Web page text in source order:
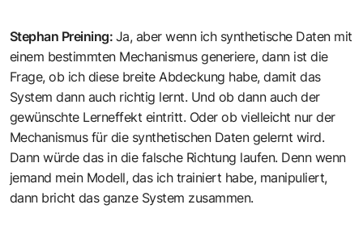
Stephan Preining: Ja, aber wenn ich synthetische Daten mit
einem bestimmten Mechanismus generiere, dann ist die
Frage, ob ich diese breite Abdeckung habe, damit das
System dann auch richtig lernt. Und ob dann auch der
gewünschte Lerneffekt eintritt. Oder ob vielleicht nur der
Mechanismus für die synthetischen Daten gelernt wird.
Dann würde das in die falsche Richtung laufen. Denn wenn
jemand mein Modell, das ich trainiert habe, manipuliert,
dann bricht das ganze System zusammen.